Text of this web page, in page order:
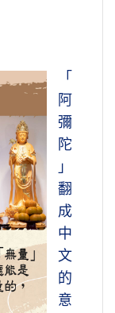
「
阿
彌
陀
」
翻
成
中
文
的
意